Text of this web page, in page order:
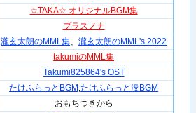
☆TAKA☆ オリジナルBGM集
プラスノナ
瀧玄太朗のMML集 、瀧玄太朗のMML's 2022
takumiのMML集
Takumi825864's OST
たけふらっとBGM ,たけふらっと没BGM
おもちつきから